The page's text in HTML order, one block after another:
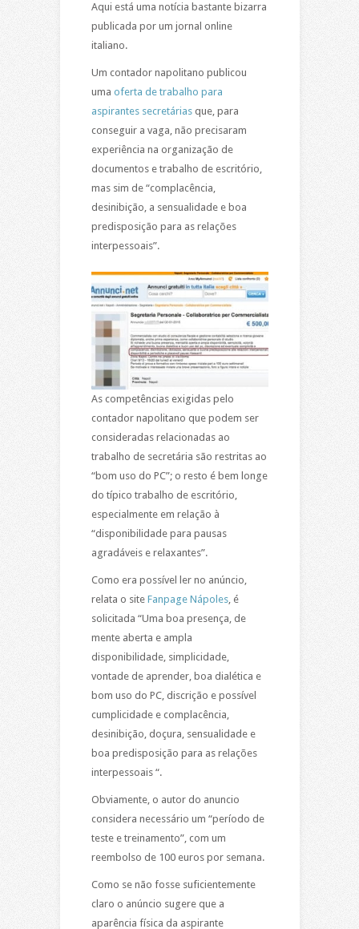
Aqui está uma notícia bastante bizarra
publicada por um jornal online
italiano.
Um contador napolitano publicou
uma oferta de trabalho para
aspirantes secretáriasque, para
conseguir a vaga, não precisaram
experiência na organização de
documentos e trabalho de escritório,
mas sim de “complacência,
desinibição, a sensualidade e boa
predisposição para as relações
interpessoais”.
As competências exigidas pelo
contador napolitano que podem ser
consideradas relacionadas ao
trabalho de secretária são restritas ao
“bom uso do PC”; o resto é bem longe
do típico trabalho de escritório,
especialmente em relação à
“disponibilidade para pausas
agradáveis e relaxantes”.
Como era possível ler no anúncio,
relata o site Fanpage Nápoles, é
solicitada “Uma boa presença, de
mente aberta e ampla
disponibilidade, simplicidade,
vontade de aprender, boa dialética e
bom uso do PC, discrição e possível
cumplicidade e complacência,
desinibição, doçura, sensualidade e
boa predisposição para as relações
interpessoais “.
Obviamente, o autor do anuncio
considera necessário um “período de
teste e treinamento”, com um
reembolso de 100 euros por semana.
Como se não fosse suficientemente
claro o anúncio sugere que a
aparência física da aspirante